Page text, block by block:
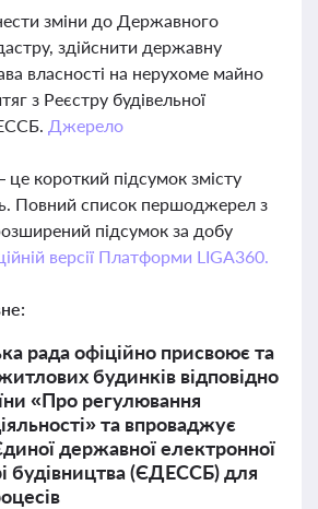
зміни до Державного
здійснити державну
власності на нерухоме майно
з Реєстру будівельної
Джерело
короткий підсумок змісту
Повний список першоджерел з
підсумок за добу
версії Платформи LIGA360.
рада офіційно присвоює та
будинків відповідно
«Про регулювання
та впроваджує
державної електронної
будівництва (ЄДЕССБ) для